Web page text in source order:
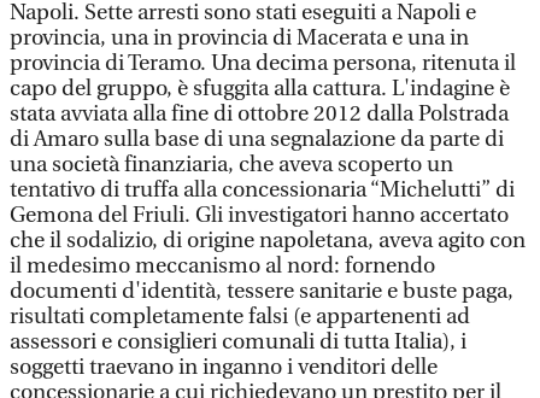
Napoli. Sette arresti sono stati eseguiti a Napoli e
provincia, una in provincia di Macerata e una in
provincia di Teramo. Una decima persona, ritenuta il
capo del gruppo, è sfuggita alla cattura. L'indagine è
stata avviata alla fine di ottobre 2012 dalla Polstrada
di Amaro sulla base di una segnalazione da parte di
una società finanziaria, che aveva scoperto un
tentativo di truffa alla concessionaria “Michelutti” di
Gemona del Friuli. Gli investigatori hanno accertato
che il sodalizio, di origine napoletana, aveva agito con
il medesimo meccanismo al nord: fornendo
documenti d'identità, tessere sanitarie e buste paga,
risultati completamente falsi (e appartenenti ad
assessori e consiglieri comunali di tutta Italia), i
soggetti traevano in inganno i venditori delle
concessionarie a cui richiedevano un prestito per il